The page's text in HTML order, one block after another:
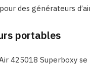
des générateurs
portables
425018 Superboxy